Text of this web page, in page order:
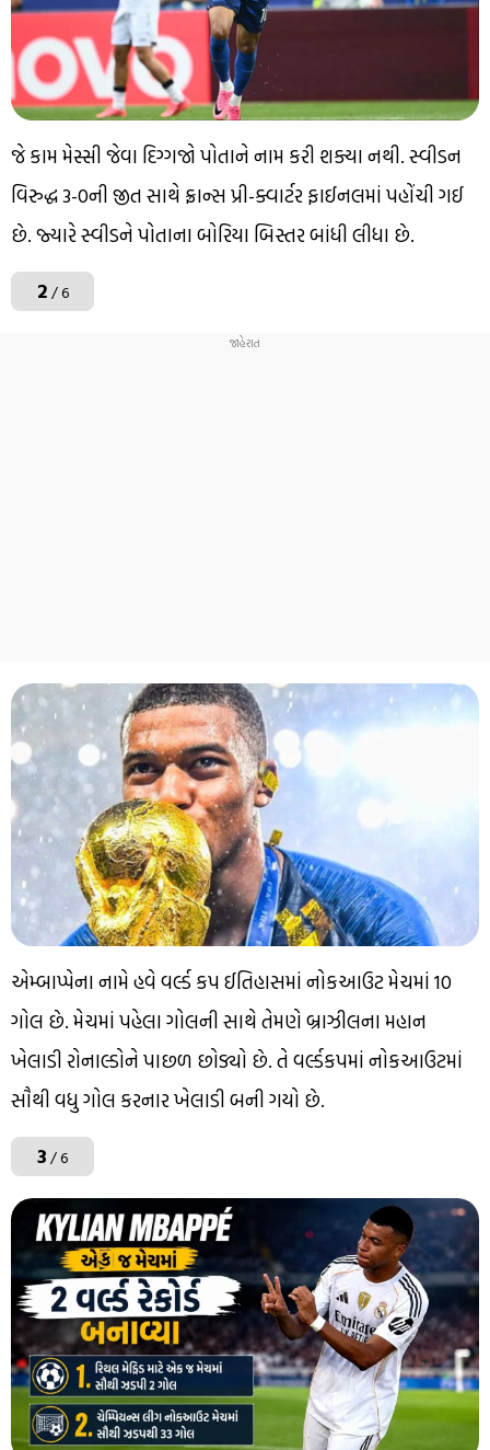
જે કામ મેસ્સી જેવા દિગ્ગજો પોતાને નામ કરી શક્યા નથી. સ્વીડન
વિરુદ્ધ 3-0ની જીત સાથે ફ્રાન્સ પ્રી-ક્વાર્ટર ફાઈનલમાં પહોંચી ગઈ
છે. જ્યારે સ્વીડને પોતાના બોરિયા બિસ્તર બાંધી લીધા છે.
2/ 6
એમ્બાપ્પેના નામે હવે વર્લ્ડ કપ ઈતિહાસમાં નોકઆઉટ મેચમાં 10
ગોલ છે. મેચમાં પહેલા ગોલની સાથે તેમણે બ્રાઝીલના મહાન
ખેલાડી રોનાલ્ડોને પાછળ છોડ્યો છે. તે વર્લ્ડકપમાં નોકઆઉટમાં
સૌથી વધુ ગોલ કરનાર ખેલાડી બની ગયો છે.
3/ 6